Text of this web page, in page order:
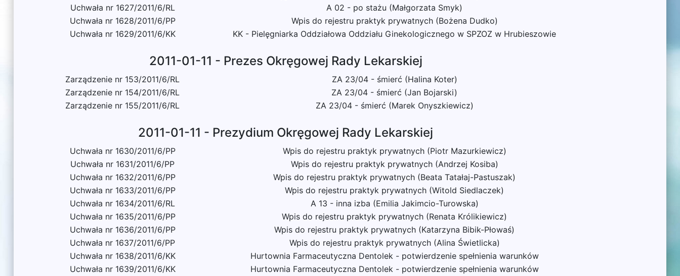
Uchwała nr 1627/2011/6/RL
A 02 - po stażu (Małgorzata Smyk)
Uchwała nr 1628/2011/6/PP
Wpis do rejestru praktyk prywatnych (Bożena Dudko)
Uchwała nr 1629/2011/6/KK
KK - Pielęgniarka Oddziałowa Oddziału Ginekologicznego w SPZOZ w Hrubieszowie
2011-01-11 - Prezes Okręgowej Rady Lekarskiej
Zarządzenie nr 153/2011/6/RL
ZA 23/04 - śmierć (Halina Koter)
Zarządzenie nr 154/2011/6/RL
ZA 23/04 - śmierć (Jan Bojarski)
Zarządzenie nr 155/2011/6/RL
ZA 23/04 - śmierć (Marek Onyszkiewicz)
2011-01-11 - Prezydium Okręgowej Rady Lekarskiej
Uchwała nr 1630/2011/6/PP
Wpis do rejestru praktyk prywatnych (Piotr Mazurkiewicz)
Uchwała nr 1631/2011/6/PP
Wpis do rejestru praktyk prywatnych (Andrzej Kosiba)
Uchwała nr 1632/2011/6/PP
Wpis do rejestru praktyk prywatnych (Beata Tatałaj-Pastuszak)
Uchwała nr 1633/2011/6/PP
Wpis do rejestru praktyk prywatnych (Witold Siedlaczek)
Uchwała nr 1634/2011/6/RL
A 13 - inna izba (Emilia Jakimcio-Turowska)
Uchwała nr 1635/2011/6/PP
Wpis do rejestru praktyk prywatnych (Renata Królikiewicz)
Uchwała nr 1636/2011/6/PP
Wpis do rejestru praktyk prywatnych (Katarzyna Bibik-Płowaś)
Uchwała nr 1637/2011/6/PP
Wpis do rejestru praktyk prywatnych (Alina Świetlicka)
Uchwała nr 1638/2011/6/KK
Hurtownia Farmaceutyczna Dentolek - potwierdzenie spełnienia warunków
Uchwała nr 1639/2011/6/KK
Hurtownia Farmaceutyczna Dentolek - potwierdzenie spełnienia warunków